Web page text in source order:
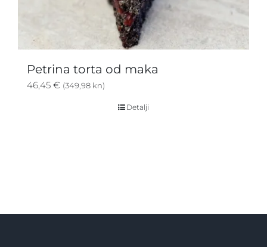
Petrina torta od maka
46,45 € (349,98 kn)
Detalji